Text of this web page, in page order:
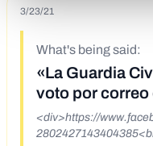
3/23/21
What's being said:
«La Guardia
voto por correo
<div>https://